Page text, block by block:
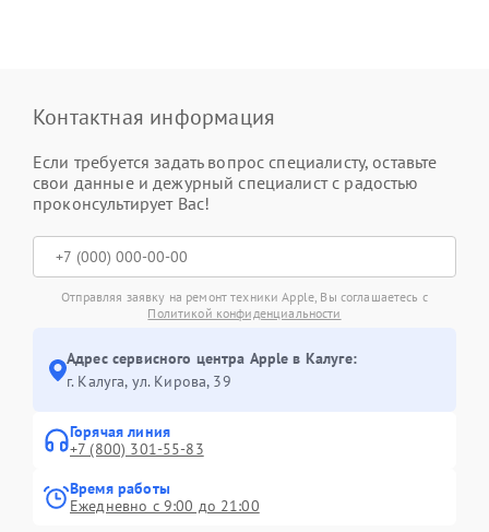
Контактная информация
Если требуется задать вопрос специалисту, оставьте
свои данные и дежурный специалист с радостью
проконсультирует Вас!
Отправляя заявку на ремонт техники Apple, Вы соглашаетесь с
Политикой конфиденциальности
Адрес сервисного центра Apple в Калуге:
г. Калуга, ул. Кирова, 39
Горячая линия
+7 (800) 301-55-83
Время работы
Ежедневно с 9:00 до 21:00